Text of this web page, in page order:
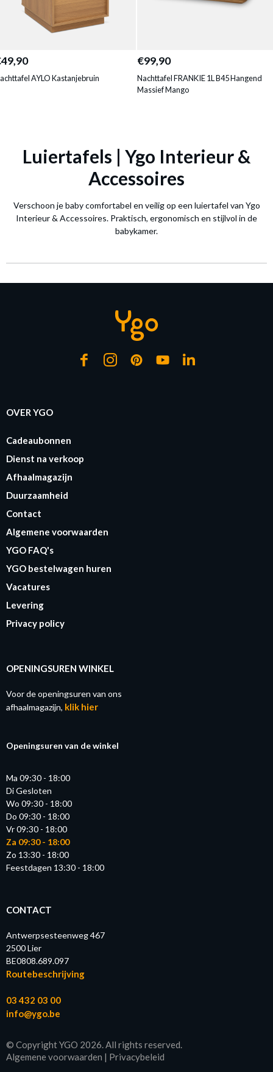
AYLO Kastanjebruin
€99,90
Nachttafel FRANKIE 1L B45 Hangend
Massief Mango
Luiertafels | Ygo Interieur &
Accessoires
Verschoon je baby comfortabel en veilig op een luiertafel van Ygo
Interieur & Accessoires. Praktisch, ergonomisch en stijlvol in de
babykamer.
OVER YGO
Cadeaubonnen
Dienst na verkoop
Afhaalmagazijn
Duurzaamheid
Contact
Algemene voorwaarden
YGO FAQ's
YGO bestelwagen huren
Vacatures
Levering
Privacy policy
OPENINGSUREN WINKEL
Voor de openingsuren van ons
afhaalmagazijn, klik hier
Openingsuren van de winkel
Ma 09:30 - 18:00
Di Gesloten
Wo 09:30 - 18:00
Do 09:30 - 18:00
Vr 09:30 - 18:00
Za 09:30 - 18:00
Zo 13:30 - 18:00
Feestdagen 13:30 - 18:00
CONTACT
Antwerpsesteenweg 467
2500 Lier
BE0808.689.097
Routebeschrijving
03 432 03 00
info@ygo.be
© Copyright YGO 2026. All rights reserved.
Algemene voorwaarden | Privacybeleid